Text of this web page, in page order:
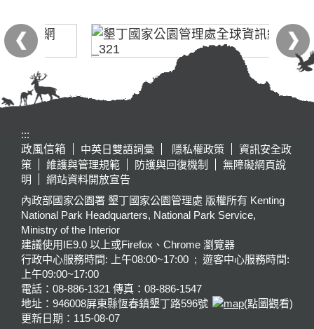
:::
政風信箱
中英日雙語詞彙 隱私權政策
資訊安全政
策
維護與管理規範 防護與回復機制
無障礙網頁說
明
網站資料開放宣告
內政部國家公園署 墾丁國家公園管理處 版權所有 Kenting
National Park Headquarters, National Park Service,
Ministry of the Interior
建議使用IE9.0 以上或Firefox、Chrome 瀏覽器
行政中心服務時間: 上午08:00~17:00 ; 遊客中心服務時間:
上午09:00~17:00
電話：08-886-1321 傳真：08-886-1547
地址：946008屏東縣恆春鎮墾丁路596號
(點圖觀看)
更新日期： 115-08-07